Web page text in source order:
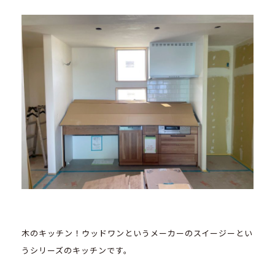
木のキッチン！ウッドワンというメーカーのスイージーとい
うシリーズのキッチンです。